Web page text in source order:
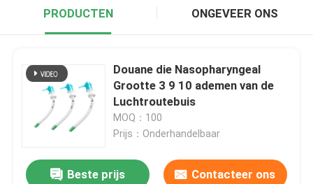
PRODUCTEN ONGEVEER ONS
Douane die Nasopharyngeal
Grootte 3 9 10 ademen van de
Luchtroutebuis
MOQ：100
Prijs：Onderhandelbaar
Beste prijs Contacteer ons